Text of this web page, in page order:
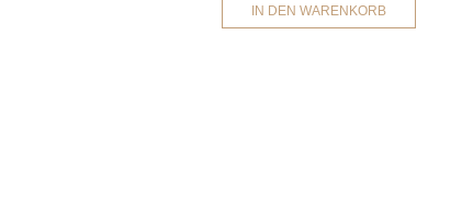
IN DEN WARENKORB